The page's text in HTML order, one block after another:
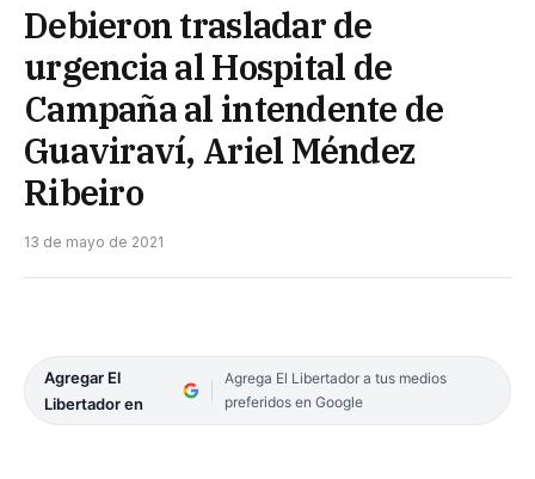
Debieron trasladar de
urgencia al Hospital de
Campaña al intendente de
Guaviraví, Ariel Méndez
Ribeiro
13 de mayo de 2021
Agregar El
Libertador en
Agrega El Libertador a tus medios
preferidos en Google